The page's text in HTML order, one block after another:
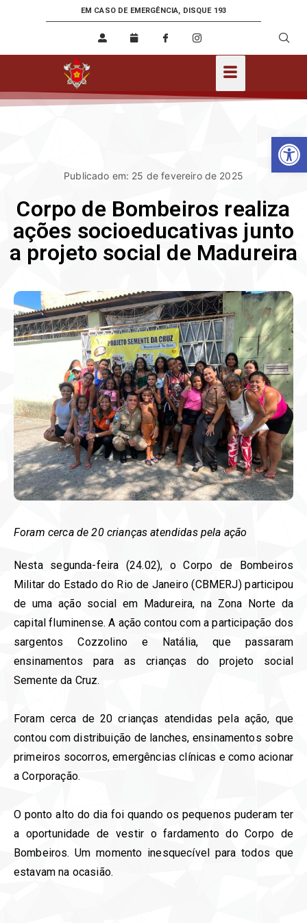
EM CASO DE EMERGÊNCIA, DISQUE 193
Publicado em: 25 de fevereiro de 2025
Corpo de Bombeiros realiza
ações socioeducativas junto
a projeto social de Madureira
Foram cerca de 20 crianças atendidas pela ação
Nesta segunda-feira (24.02), o Corpo de Bombeiros
Militar do Estado do Rio de Janeiro (CBMERJ) participou
de uma ação social em Madureira, na Zona Norte da
capital fluminense. A ação contou com a participação dos
sargentos Cozzolino e Natália, que passaram
ensinamentos para as crianças do projeto social
Semente da Cruz.
Foram cerca de 20 crianças atendidas pela ação, que
contou com distribuição de lanches, ensinamentos sobre
primeiros socorros, emergências clínicas e como acionar
a Corporação.
O ponto alto do dia foi quando os pequenos puderam ter
a oportunidade de vestir o fardamento do Corpo de
Bombeiros. Um momento inesquecível para todos que
estavam na ocasião.